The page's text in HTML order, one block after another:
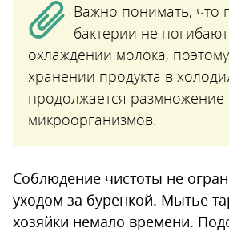
Важно понимать, что
бактерии не
охлаждении молока,
хранении продукта в
продолжается размножение
микроорганизмов.
Соблюдение чистоты не
уходом за буренкой. Мытье
хозяйки немало времени.